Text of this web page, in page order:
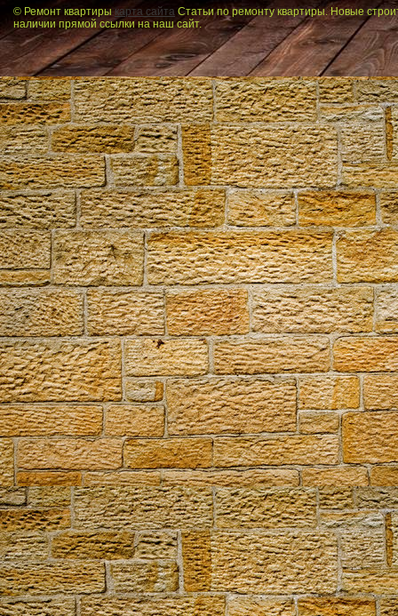
© Ремонт квартирыкарта сайта Статьи по ремонту квартиры. Новые
наличии прямой ссылки на наш сайт.